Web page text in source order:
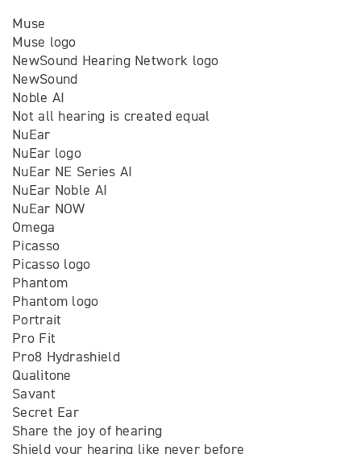
Muse
Muse logo
NewSound Hearing Network logo
NewSound
Noble AI
Not all hearing is created equal
NuEar
NuEar logo
NuEar NE Series AI
NuEar Noble AI
NuEar NOW
Omega
Picasso
Picasso logo
Phantom
Phantom logo
Portrait
Pro Fit
Pro8 Hydrashield
Qualitone
Savant
Secret Ear
Share the joy of hearing
Shield your hearing like never before